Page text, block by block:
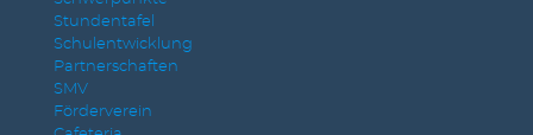
Stundentafel
Schulentwicklung
Partnerschaften
SMV
Förderverein